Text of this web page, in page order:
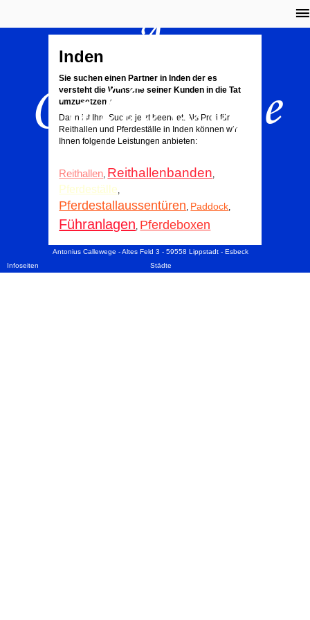
A.
Callewege
Inden
Sie suchen einen Partner in Inden der es
versteht die Wünsche seiner Kunden in die Tat
umzusetzen?
Dann ist Ihre Suche jetzt beendet. Als Profi für
Reithallen und Pferdeställe in Inden können wir
Ihnen folgende Leistungen anbieten:
Reithallen, Reithallenbanden,
Pferdeställe,
Pferdestallaussentüren, Paddock,
Führanlagen, Pferdeboxen
Antonius Callewege - Altes Feld 3 - 59558 Lippstadt - Esbeck
Infoseiten
Städte